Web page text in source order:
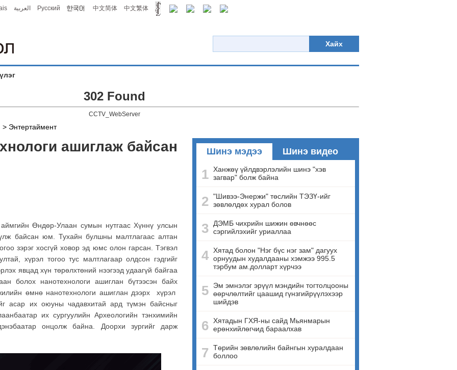
العربية Русский 中文简体 中文繁体
Хайх
302 Found
CCTV_WebServer
> Энтертаймент
ашиглаж байсан
Өндөр-Улаан сумын нутгаас Хүннү улсын
байсан юм. Тухайн булшны малтлагаас алтан
зэрэг хосгүй ховор эд юмс олон гарсан. Тэгвэл
хүрэл тогоо тус малтлагаар олдсон гэдгийг
явцад хүн төрөлхтөний нээгээд удаагүй байгаа
болох нанотехнологи ашиглан бүтээсэн байх
өмнө нанотехнологи ашиглан дээрх хүрэл
асар их оюуны чадавхитай ард түмэн байсныг
их сургуулийн Археологийн тэнхимийн
онцолж байна. Доорхи зургийг дарж
Шинэ мэдээ Шинэ видео
1 Ханжөү үйлдвэрлэлийн шинэ "хэв
загвар" болж байна
2 "Шивээ-Энержи" төслийн ТЭЗҮ-ийг
зөвлөлдөх хурал болов
3
ДЭМБ чихрийн шижин өвчнөөс
сэргийлэхийг уриаллаа
4 Хятад болон "Нэг бүс нэг зам" дагуух
орнуудын худалдааны хэмжээ 995.5
тэрбум ам.долларт хүрчээ
5
Эм эмнэлэг эрүүл мэндийн тогтолцооны
өөрчлөлтийг цаашид гүнзгийрүүлэхээр
шийдэв
6 Хятадын ГХЯ-ны сайд Мьянмарын
ерөнхийлөгчид бараалхав
7
Төрийн зөвлөлийн байнгын хуралдаан
боллоо